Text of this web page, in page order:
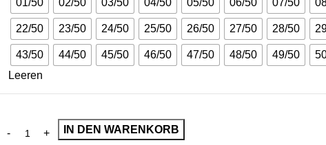
01/50 02/50 03/50 04/50 05/50 06/50 07/50
22/50 23/50 24/50 25/50 26/50 27/50 28/50
43/50 44/50 45/50 46/50 47/50 48/50 49/50
Leeren
IN DEN WARENKORB